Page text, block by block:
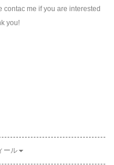
me if you are interested
you!
ール